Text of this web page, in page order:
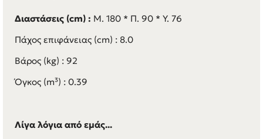
Διαστάσεις (cm) : Μ. 180 * Π. 90 * Υ. 76
Πάχος επιφάνειας (cm) : 8.0
Βάρος (kg) : 92
Όγκος (m³) : 0.39
Λίγα λόγια από εμάς...